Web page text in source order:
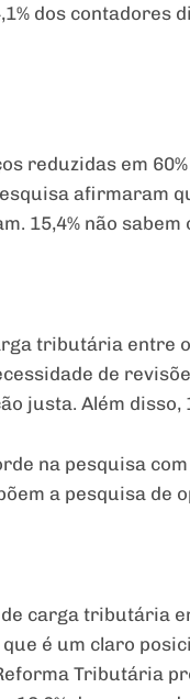
dos contadores
reduzidas em
afirmaram
15,4% não sabem
tributária entre
de
justa. Além
na pesquisa
a pesquisa de
carga tributária
é um claro
Tributária